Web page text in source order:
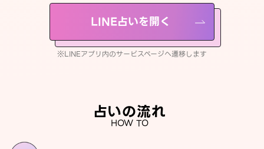
LINE占いを開く
※LINEアプリ内のサービスページへ遷移します
占いの流れ
HOW TO